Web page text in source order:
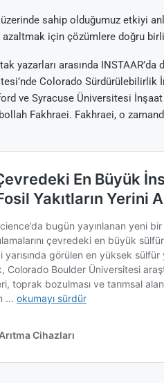
sahip olduğumuz etkiyi
için çözümlere doğru
yazarları arasında
Colorado Sürdürülebilirlik
ve Syracuse Üniversitesi
Fakhraei. Fakhraei, o